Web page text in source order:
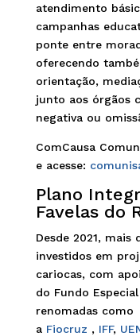
atendimento
campanhas
ponte entre
oferecendo
orientação,
junto aos órgãos
negativa ou
ComCausa
e acesse:
Plano
Favelas do
Desde 2021, mais
investidos em
cariocas, com
do Fundo
renomadas como
a Fiocruz , IFF,